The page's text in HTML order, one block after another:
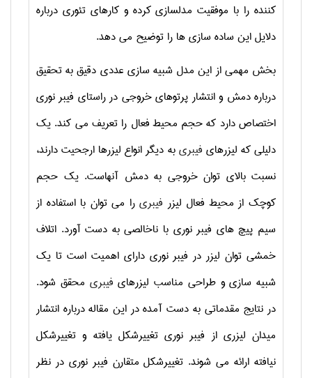
کننده را با موفقیت مدلسازی کرده و کارهای تئوری درباره
دلایل این ساده سازی ها را توضیح می دهد.
بخش مهمی از این مدل شبیه سازی عددی دقیق به تحقیق
درباره دمش و انتشار پرتوهای خروجی در راستای فیبر نوری
اختصاص دارد که حجم محیط فعال را تعریف می کند. یک
دلیلی که لیزرهای فیبریبه دیگر انواع لیزرها ارجحیت دارند،
نسبت بالای توان خروجی به دمش آنهاست. یک حجم
کوچک از محیط فعال لیزر فیبریرا می توان با استفاده از
سیم پیچ های فیبر نوری با ناخالصی به دست آورد. اتلاف
خمشی توان لیزر در فیبر نوری دارای اهمیت است تا یک
شبیه سازی و طراحی مناسب لیزرهای فیبری محقق شود.
در نتایج مقدماتی به دست آمده در این مقاله درباره انتشار
میدان لیزری از فیبر نوری تغییرشکل یافته و تغییرشکل
نیافته ارائه می شوند. تغییرشکل متقارن فیبر نوری در نظر